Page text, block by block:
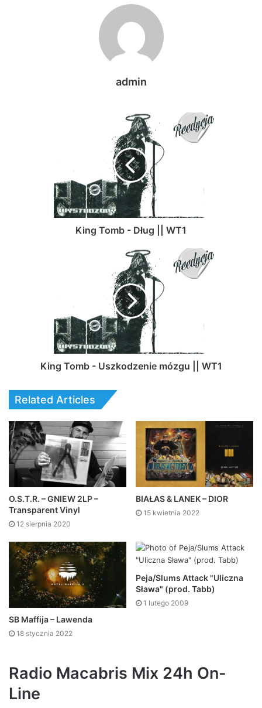
admin
King Tomb - Dług || WT1
King Tomb - Uszkodzenie mózgu || WT1
Related Articles
O.S.T.R. – GNIEW 2LP –
Transparent Vinyl
12 sierpnia 2020
BIAŁAS & LANEK – DIOR
15 kwietnia 2022
SB Maffija – Lawenda
18 stycznia 2022
Peja/Slums Attack "Uliczna
Sława" (prod. Tabb)
1 lutego 2009
Radio Macabris Mix 24h On-
Line